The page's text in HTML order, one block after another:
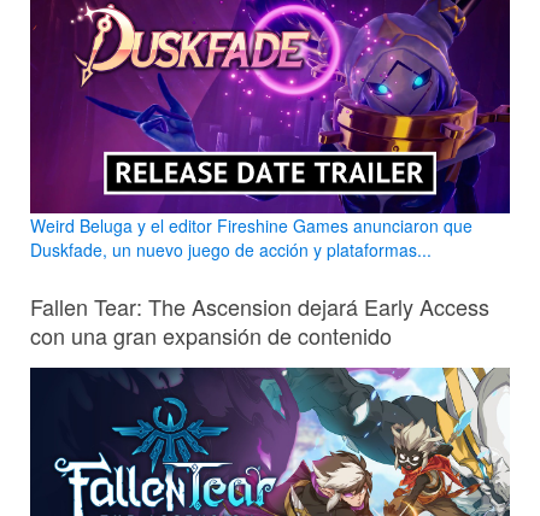
Weird Beluga y el editor Fireshine Games anunciaron que
Duskfade, un nuevo juego de acción y plataformas...
Fallen Tear: The Ascension dejará Early Access
con una gran expansión de contenido